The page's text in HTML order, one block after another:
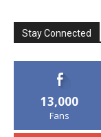
Stay Connected
13,000
Fans